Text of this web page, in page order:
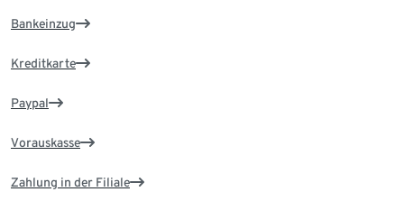
Bankeinzug
Kreditkarte
Paypal
Vorauskasse
Zahlung in der Filiale